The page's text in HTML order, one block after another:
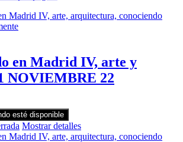
en Madrid IV, arte y
NOVIEMBRE 22
esté disponible
Mostrar detalles